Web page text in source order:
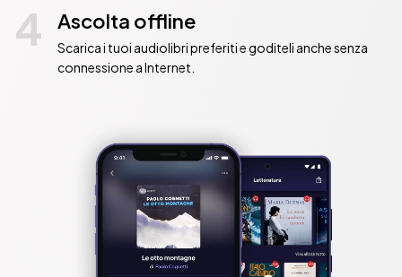
4 Ascolta offline
Scarica i tuoi audiolibri preferiti e goditeli anche senza
connessione a Internet.